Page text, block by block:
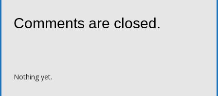
Comments are closed.
Nothing yet.